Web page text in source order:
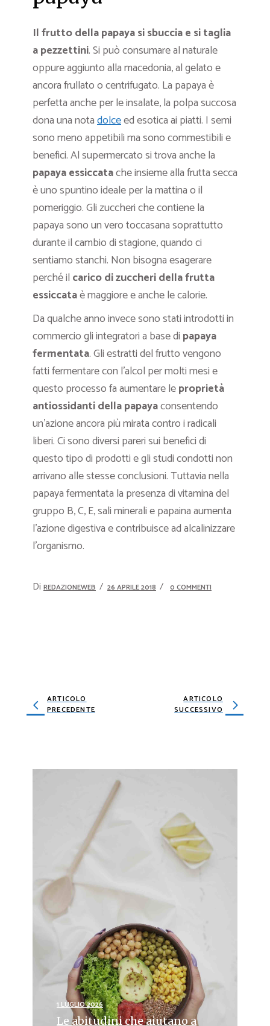
Il frutto della papaya si sbuccia e si taglia
a pezzettini. Si può consumare al naturale
oppure aggiunto alla macedonia, al gelato e
ancora frullato o centrifugato. La papaya è
perfetta anche per le insalate, la polpa succosa
dona una notadolceed esotica ai piatti. I semi
sono meno appetibili ma sono commestibili e
benefici. Al supermercato si trova anche la
papaya essiccatache insieme alla frutta secca
è uno spuntino ideale per la mattina o il
pomeriggio. Gli zuccheri che contiene la
papaya sono un vero toccasana soprattutto
durante il cambio di stagione, quando ci
sentiamo stanchi. Non bisogna esagerare
perché il carico di zuccheri della frutta
essiccataè maggiore e anche le calorie.
Da qualche anno invece sono stati introdotti in
commercio gli integratori a base di papaya
fermentata. Gli estratti del frutto vengono
fatti fermentare con l’alcol per molti mesi e
questo processo fa aumentare leproprietà
antiossidanti della papayaconsentendo
un’azione ancora più mirata contro i radicali
liberi. Ci sono diversi pareri sui benefici di
questo tipo di prodotti e gli studi condotti non
arrivano alle stesse conclusioni. Tuttavia nella
papaya fermentata la presenza di vitamina del
gruppo B, C, E, sali minerali e papaina aumenta
l’azione digestiva e contribuisce ad alcalinizzare
l’organismo.
Di REDAZIONEWEB 26 APRILE 2018 0 COMMENTI
ARTICOLO
PRECEDENTE
ARTICOLO
SUCCESSIVO
1 LUGLIO 2026
Le abitudini che aiutano a